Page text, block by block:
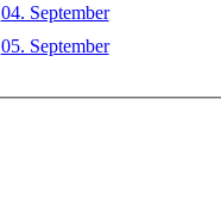
04. September
05. September